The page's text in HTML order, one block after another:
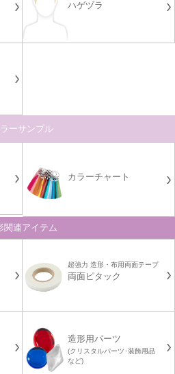
ハゲヅラ
ーサンプル
カラーチャート
関連アイテム
超強力 造形・布用両面テープ
両面ピタック
造形用パーツ
(クリスタルパーツ･装飾用品
など)